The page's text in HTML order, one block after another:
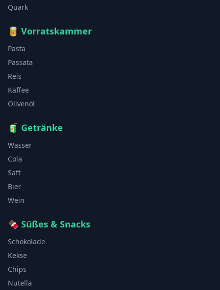
Quark
🥫 Vorratskammer
Pasta
Passata
Reis
Kaffee
Olivenöl
🧃 Getränke
Wasser
Cola
Saft
Bier
Wein
🍫 Süßes & Snacks
Schokolade
Kekse
Chips
Nutella